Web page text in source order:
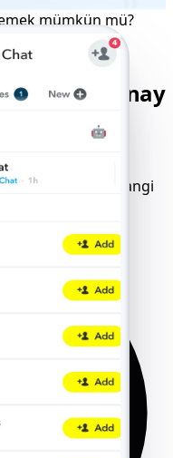
mümkün mü?
ve onay
çalışır.
başlatın ve herhangi